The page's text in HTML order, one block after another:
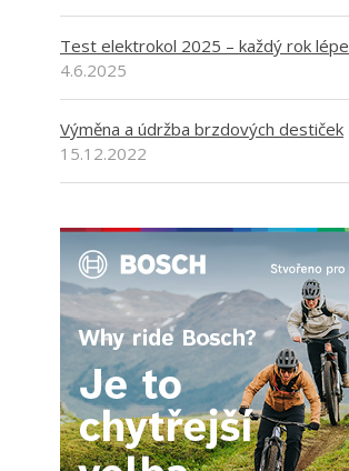
Test elektrokol 2025 – každý rok lépe
4.6.2025
Výměna a údržba brzdových destiček
15.12.2022